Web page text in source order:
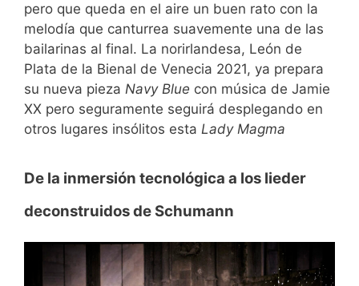
pero que queda en el aire un buen rato con la
melodía que canturrea suavemente una de las
bailarinas al final. La norirlandesa, León de
Plata de la Bienal de Venecia 2021, ya prepara
su nueva pieza Navy Blue con música de Jamie
XX pero seguramente seguirá desplegando en
otros lugares insólitos esta Lady Magma
De la inmersión tecnológica a los lieder
deconstruidos de Schumann